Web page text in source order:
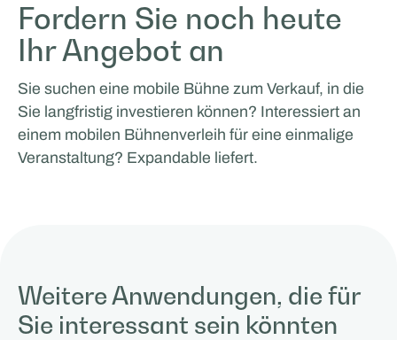
Fordern Sie noch heute
Ihr Angebot an
Sie suchen eine mobile Bühne zum Verkauf, in die
Sie langfristig investieren können? Interessiert an
einem mobilen Bühnenverleih für eine einmalige
Veranstaltung? Expandable liefert.
Weitere Anwendungen, die für
Sie interessant sein könnten